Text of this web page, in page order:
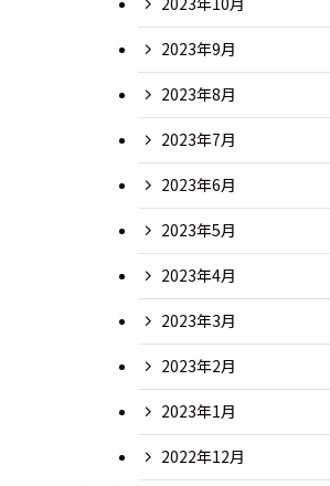
2023年9月
2023年8月
2023年7月
2023年6月
2023年5月
2023年4月
2023年3月
2023年2月
2023年1月
2022年12月